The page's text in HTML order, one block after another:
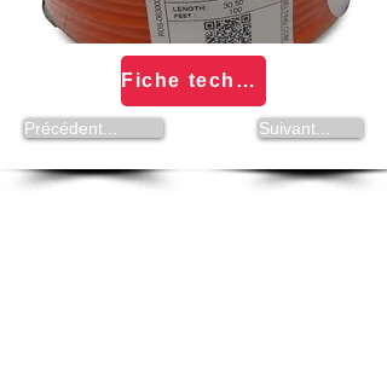
Fiche technique Courroies rondes VAR - Programme Volta
Précédent... Suivant...